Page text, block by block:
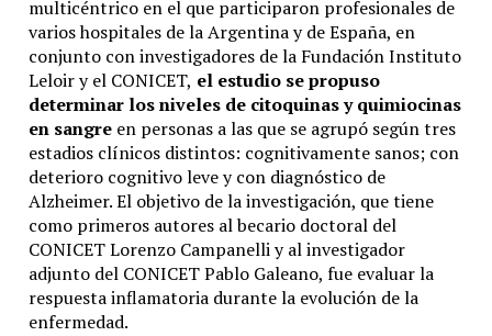
multicéntrico en el que participaron profesionales de
varios hospitales de la Argentina y de España, en
conjunto con investigadores de la Fundación Instituto
Leloir y el CONICET, el estudio se propuso
determinar los niveles de citoquinas y quimiocinas
en sangre en personas a las que se agrupó según tres
estadios clínicos distintos: cognitivamente sanos; con
deterioro cognitivo leve y con diagnóstico de
Alzheimer. El objetivo de la investigación, que tiene
como primeros autores al becario doctoral del
CONICET Lorenzo Campanelli y al investigador
adjunto del CONICET Pablo Galeano, fue evaluar la
respuesta inflamatoria durante la evolución de la
enfermedad.